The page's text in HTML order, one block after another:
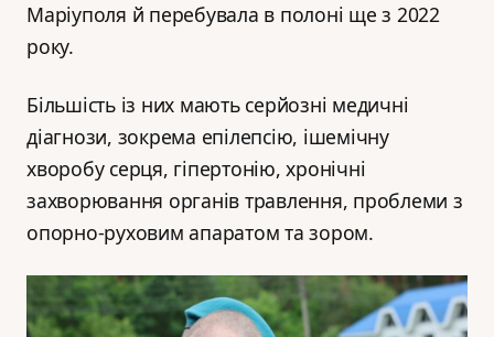
Маріуполя й перебувала в полоні ще з 2022
року.
Більшість із них мають серйозні медичні
діагнози, зокрема епілепсію, ішемічну
хворобу серця, гіпертонію, хронічні
захворювання органів травлення, проблеми з
опорно-руховим апаратом та зором.